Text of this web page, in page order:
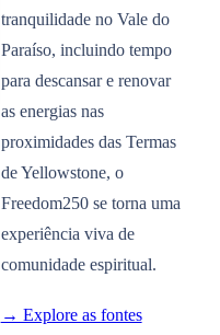
tranquilidade no Vale do
Paraíso, incluindo tempo
para descansar e renovar
as energias nas
proximidades das Termas
de Yellowstone, o
Freedom250 se torna uma
experiência viva de
comunidade espiritual.
→ Explore as fontes